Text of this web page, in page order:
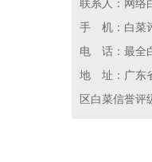
联系人：网络
手 机：白菜
电 话：最全
地 址：广东
区白菜信誉评